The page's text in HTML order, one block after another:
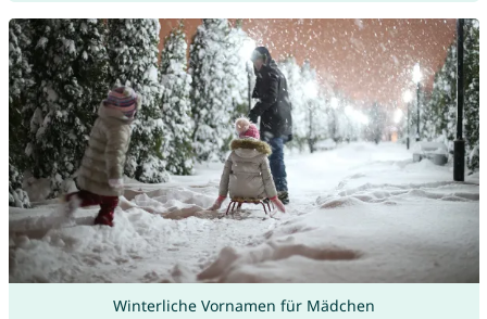
Winterliche Vornamen für Mädchen